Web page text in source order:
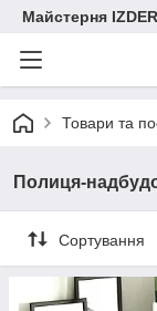
Майстерня
Товари та
Полиця-
Сортування